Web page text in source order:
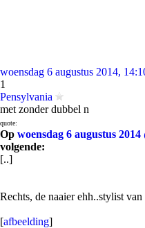
woensdag 6 augustus 2014,
1
Pensylvania
met zonder dubbel n
quote:
Op woensdag 6 augustus 2014
volgende:
[..]
Rechts, de naaier ehh..stylist van
[afbeelding]